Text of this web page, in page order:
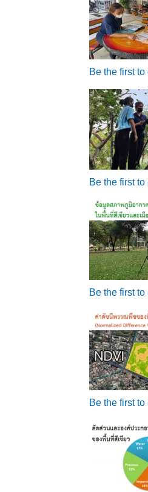
Be the first to
Be the first to
Be the first to
Be the first to